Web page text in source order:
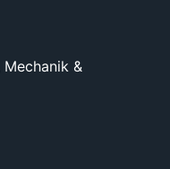
Mechanik &